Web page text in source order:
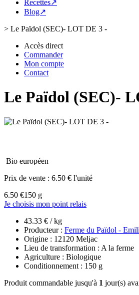
Recettes↗
Blog↗
> Le Païdol (SEC)- LOT DE 3 -
Accès direct
Commander
Mon compte
Contact
Le Païdol (SEC)-
Bio européen
Prix de vente : 6.50 € l'unité
6.50 €150 g
Je choisis mon point relais
43.33 € / kg
Producteur : Ferme du Païdol -
Origine : 12120 Meljac
Lieu de transformation : A la ferme
Agriculture : Biologique
Conditionnement : 150 g
Produit commandable jusqu'à 1 jour(s)